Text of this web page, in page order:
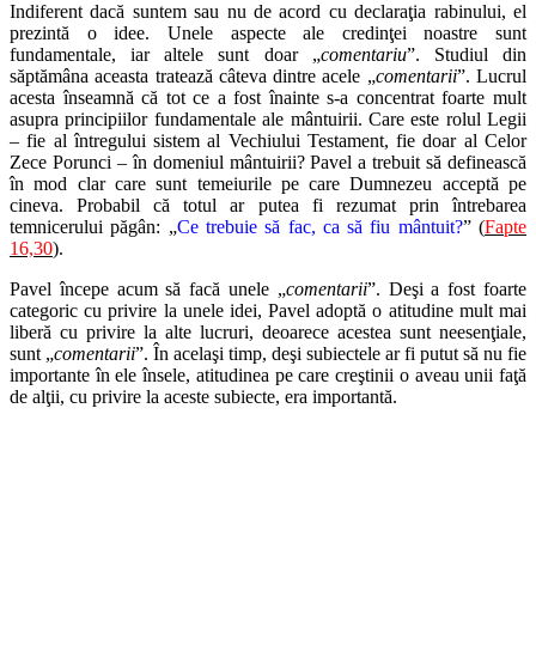
Indiferent dacă suntem sau nu de acord cu declaraţia rabinului, el
prezintă o idee. Unele aspecte ale credinţei noastre sunt
fundamentale, iar altele sunt doar „comentariu”. Studiul din
săptămâna aceasta tratează câteva dintre acele „comentarii”. Lucrul
acesta înseamnă că tot ce a fost înainte s-a concentrat foarte mult
asupra principiilor fundamentale ale mântuirii. Care este rolul Legii
– fie al întregului sistem al Vechiului Testament, fie doar al Celor
Zece Porunci – în domeniul mântuirii? Pavel a trebuit să definească
în mod clar care sunt temeiurile pe care Dumnezeu acceptă pe
cineva. Probabil că totul ar putea fi rezumat prin întrebarea
temnicerului păgân: „Ce trebuie să fac, ca să fiu mântuit?” (Fapte
16,30).
Pavel începe acum să facă unele „comentarii”. Deşi a fost foarte
categoric cu privire la unele idei, Pavel adoptă o atitudine mult mai
liberă cu privire la alte lucruri, deoarece acestea sunt neesenţiale,
sunt „comentarii”. În acelaşi timp, deşi subiectele ar fi putut să nu fie
importante în ele însele, atitudinea pe care creştinii o aveau unii faţă
de alţii, cu privire la aceste subiecte, era importantă.